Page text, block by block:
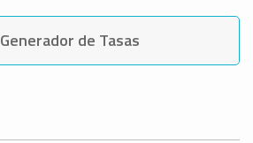
Generador de Tasas